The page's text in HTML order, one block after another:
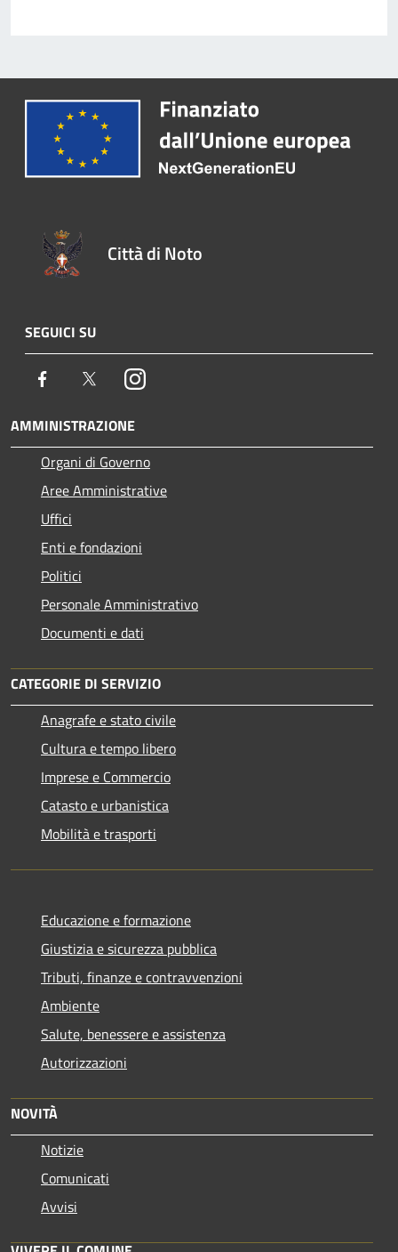
Città di Noto
SEGUICI SU
Facebook TwitterInstagram
AMMINISTRAZIONE
Organi di Governo
Aree Amministrative
Uffici
Enti e fondazioni
Politici
Personale Amministrativo
Documenti e dati
CATEGORIE DI SERVIZIO
Anagrafe e stato civile
Cultura e tempo libero
Imprese e Commercio
Catasto e urbanistica
Mobilità e trasporti
Educazione e formazione
Giustizia e sicurezza pubblica
Tributi, finanze e contravvenzioni
Ambiente
Salute, benessere e assistenza
Autorizzazioni
NOVITÀ
Notizie
Comunicati
Avvisi